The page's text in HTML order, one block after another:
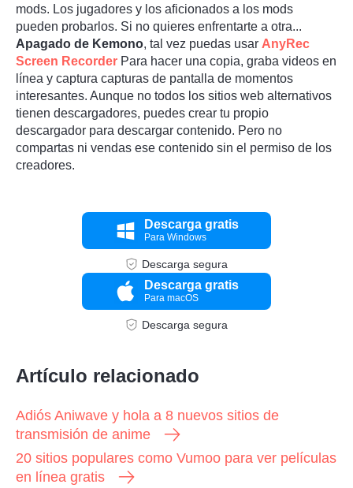
mods. Los jugadores y los aficionados a los mods
pueden probarlos. Si no quieres enfrentarte a otra...
Apagado de Kemono, tal vez puedas usar AnyRec
Screen Recorder Para hacer una copia, graba videos en
línea y captura capturas de pantalla de momentos
interesantes. Aunque no todos los sitios web alternativos
tienen descargadores, puedes crear tu propio
descargador para descargar contenido. Pero no
compartas ni vendas ese contenido sin el permiso de los
creadores.
Descarga gratis
Para Windows
Descarga segura
Descarga gratis
Para macOS
Descarga segura
Artículo relacionado
Adiós Aniwave y hola a 8 nuevos sitios de
transmisión de anime
20 sitios populares como Vumoo para ver películas
en línea gratis